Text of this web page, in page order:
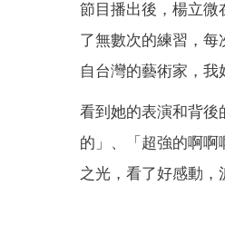
節目播出後，楊立微
了無數次的練習，
自台灣的藝術家，我
看到她的表演和背後
的」、「超強的啊
之光，看了好感動，